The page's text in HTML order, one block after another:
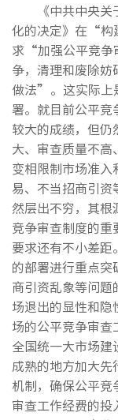
《中共中央
化的决定》在“构
求“加强公平竞争
争，清理和废除
做法”。这实际上
署。就目前公平
较大的成绩，但
大、审查质量不
变相限制市场准
易、不当招商引
然层出不穷，其
竞争审查制度的
要求还有不小差
的部署进行重点
商引资乱象等问
场退出的显性和
场的公平竞争审
全国统一大市场
成熟的地方加大
机制，确保公平
审查工作经费的